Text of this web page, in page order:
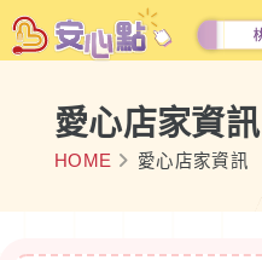
愛心店家資訊
HOME 愛心店家資訊